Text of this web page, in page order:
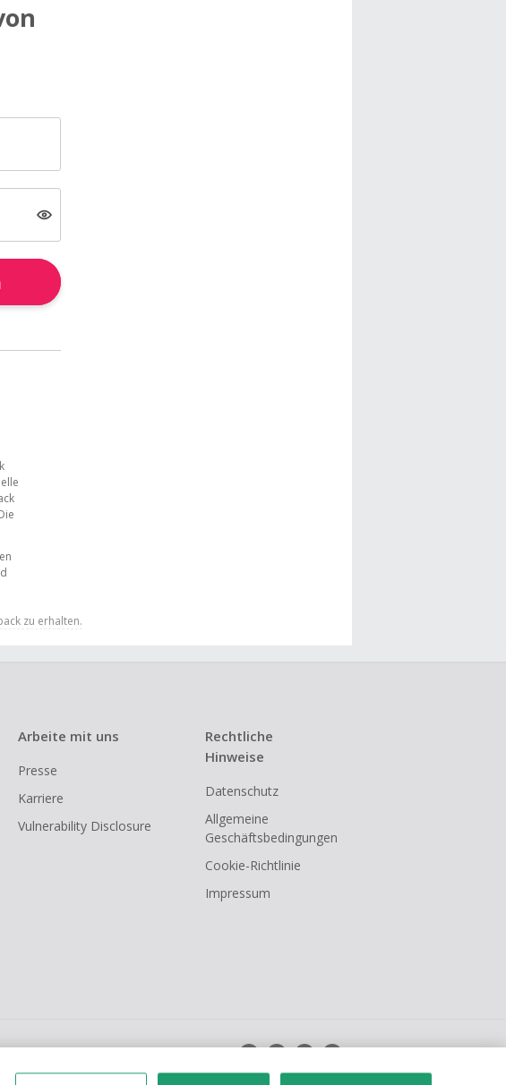
zu erhalten.
Arbeite mit uns
Presse
Karriere
Vulnerability Disclosure
Rechtliche
Hinweise
Datenschutz
Allgemeine
Geschäftsbedingungen
Cookie-Richtlinie
Impressum